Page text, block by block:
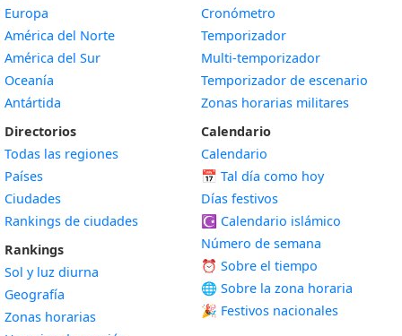
Europa
América del Norte
América del Sur
Oceanía
Antártida
Directorios
Todas las regiones
Países
Ciudades
Rankings de ciudades
Rankings
Sol y luz diurna
Geografía
Zonas horarias
Cronómetro
Temporizador
Multi-temporizador
Temporizador de escenario
Zonas horarias militares
Calendario
Calendario
📅 Tal día como hoy
Días festivos
☪️ Calendario islámico
Número de semana
⏰ Sobre el tiempo
🌐 Sobre la zona horaria
🎉 Festivos nacionales